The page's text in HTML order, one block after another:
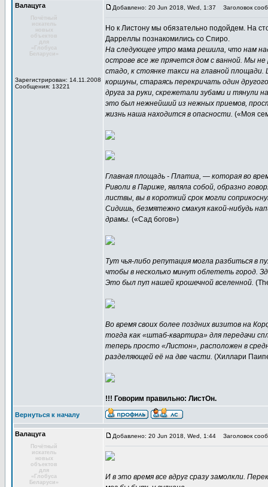
Валацуга
Почётный
искатель
новых
объектов
для
«Глобуса
Беларуси»
Зарегистрирован: 14.11.2008
Сообщения: 13221
Добавлено: 20 Jun 2018, Wed, 1:37 Заголовок
Но к Листону мы обязательно подойдем. На
Дарреллы познакомились со Спиро.
На следующее утро мама решила, что нам
острове все же прячется дом с ванной. Мы
стадо, к стоянке такси на главной
коршуны, стараясь перекричать один
друга за руки, скрежетали зубами и тянули
это был нежнейший из нежных приемов,
жизнь наша находится в опасности. («Моя
Главная площадь - Платиа, — которая во
Риволи в Париже, являла собой, образно
листвы, вы в короткий срок могли
Сидишь, безмятежно смакуя какой-нибудь
драмы. («Сад богов»)
Тут чья-либо репутация могла разбиться в
чтобы в несколько минут облететь город.
Это был пуп нашей крошечной вселенной.
Во время своих более поздних визитов на
тогда как «штаб-квартира» для передачи
теперь просто «Листон», расположен в
разделяющей её на две части. (Хиллари
!!! Говорим правильно: ЛистОн.
Вернуться к началу
Валацуга
Почётный
искатель
новых
объектов
для
«Глобуса
Беларуси»
Добавлено: 20 Jun 2018, Wed, 1:44 Заголовок
И в это время все вдруг сразу замолкли.